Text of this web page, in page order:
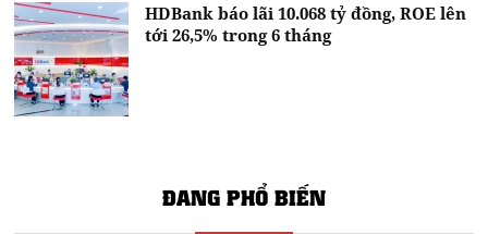
HDBank báo lãi 10.068 tỷ đồng, ROE lên
tới 26,5% trong 6 tháng
ĐANG PHỔ BIẾN